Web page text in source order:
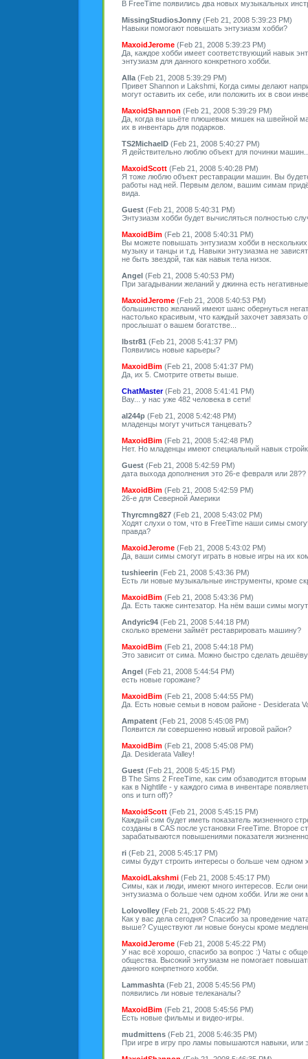
В FreeTime появились два новых музыкальных
MissingStudiosJonny (Feb 21, 2008 5:39:23 PM)
Навыки помогают повышать энтузиазм хобби?
MaxoidJerome (Feb 21, 2008 5:39:23 PM)
Да, каждое хобби имеет соответствующий навык
энтузиазм для данного конкретного хобби.
Alla (Feb 21, 2008 5:39:29 PM)
Привет Shannon и Lakshmi, Когда симы делают
могут оставить их себе, или положить их в свои
MaxoidShannon (Feb 21, 2008 5:39:29 PM)
Да, когда вы шьёте плюшевых мишек на швейной
их в инвентарь для подарков.
TS2MichaelD (Feb 21, 2008 5:40:27 PM)
Я действительно люблю объект для починки
MaxoidScott (Feb 21, 2008 5:40:28 PM)
Я тоже люблю объект реставрации машин. Вы
работы над ней. Первым делом, вашим симам
вида.
Guest (Feb 21, 2008 5:40:31 PM)
Энтузиазм хобби будет вычисляться полностью
MaxoidBim (Feb 21, 2008 5:40:31 PM)
Вы можете повышать энтузиазм хобби в
музыку и танцы и т.д. Навыки энтузиазма не
не быть звездой, так как навык тела низок.
Angel (Feb 21, 2008 5:40:53 PM)
При загадывании желаний у джинна есть
MaxoidJerome (Feb 21, 2008 5:40:53 PM)
большинство желаний имеют шанс обернуться
настолько красивым, что каждый захочет
прослышат о вашем богатстве...
lbstr81 (Feb 21, 2008 5:41:37 PM)
Появились новые карьеры?
MaxoidBim (Feb 21, 2008 5:41:37 PM)
Да, их 5. Смотрите ответы выше.
ChatMaster(Feb 21, 2008 5:41:41 PM)
Вау... у нас уже 482 человека в сети!
al244p (Feb 21, 2008 5:42:48 PM)
младенцы могут учиться танцевать?
MaxoidBim (Feb 21, 2008 5:42:48 PM)
Нет. Но младенцы имеют специальный навык
Guest (Feb 21, 2008 5:42:59 PM)
дата выхода дополнения это 26-е февраля или 28??
MaxoidBim (Feb 21, 2008 5:42:59 PM)
26-е для Северной Америки
Thyrcmng827 (Feb 21, 2008 5:43:02 PM)
Ходят слухи о том, что в FreeTime наши симы
правда?
MaxoidJerome (Feb 21, 2008 5:43:02 PM)
Да, ваши симы смогут играть в новые игры на их
tushieerin (Feb 21, 2008 5:43:36 PM)
Есть ли новые музыкальные инструменты, кроме
MaxoidBim (Feb 21, 2008 5:43:36 PM)
Да. Есть также синтезатор. На нём ваши симы
Andyric94 (Feb 21, 2008 5:44:18 PM)
сколько времени займёт реставрировать машину?
MaxoidBim (Feb 21, 2008 5:44:18 PM)
Это зависит от сима. Можно быстро сделать
Angel (Feb 21, 2008 5:44:54 PM)
есть новые горожане?
MaxoidBim (Feb 21, 2008 5:44:55 PM)
Да. Есть новые семьи в новом районе - Desiderata
Ampatent (Feb 21, 2008 5:45:08 PM)
Появится ли совершенно новый игровой район?
MaxoidBim (Feb 21, 2008 5:45:08 PM)
Да. Desiderata Valley!
Guest (Feb 21, 2008 5:45:15 PM)
В The Sims 2 FreeTime, как сим обзаводится
как в Nightlife - у каждого сима в инвентаре
ons и turn off)?
MaxoidScott (Feb 21, 2008 5:45:15 PM)
Каждый сим будет иметь показатель жизненного
созданы в CAS после установки FreeTime. Второе
зарабатываются повышениями показателя
ri (Feb 21, 2008 5:45:17 PM)
симы будут строить интересы о больше чем одном
MaxoidLakshmi (Feb 21, 2008 5:45:17 PM)
Симы, как и люди, имеют много интересов. Если
энтузиазма о больше чем одном хобби. Или же они
Lolovolley (Feb 21, 2008 5:45:22 PM)
Как у вас дела сегодня? Спасибо за проведение
выше? Существуют ли новые бонусы кроме
MaxoidJerome (Feb 21, 2008 5:45:22 PM)
У нас всё хорошо, спасибо за вопрос :) Чаты с
общества. Высокий энтузиазм не помогает
данного конрпетного хобби.
Lammashta (Feb 21, 2008 5:45:56 PM)
появились ли новые телеканалы?
MaxoidBim (Feb 21, 2008 5:45:56 PM)
Есть новые фильмы и видео-игры.
mudmittens (Feb 21, 2008 5:46:35 PM)
При игре в игру про ламы повышаются навыки, или